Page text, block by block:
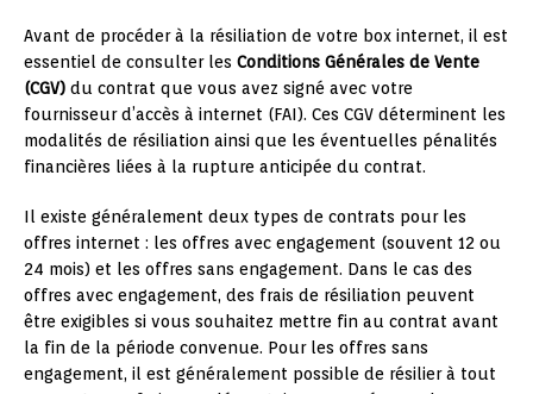
Avant de procéder à la résiliation de votre box internet, il est
essentiel de consulter les Conditions Générales de Vente
(CGV) du contrat que vous avez signé avec votre
fournisseur d’accès à internet (FAI). Ces CGV déterminent les
modalités de résiliation ainsi que les éventuelles pénalités
financières liées à la rupture anticipée du contrat.
Il existe généralement deux types de contrats pour les
offres internet : les offres avec engagement (souvent 12 ou
24 mois) et les offres sans engagement. Dans le cas des
offres avec engagement, des frais de résiliation peuvent
être exigibles si vous souhaitez mettre fin au contrat avant
la fin de la période convenue. Pour les offres sans
engagement, il est généralement possible de résilier à tout